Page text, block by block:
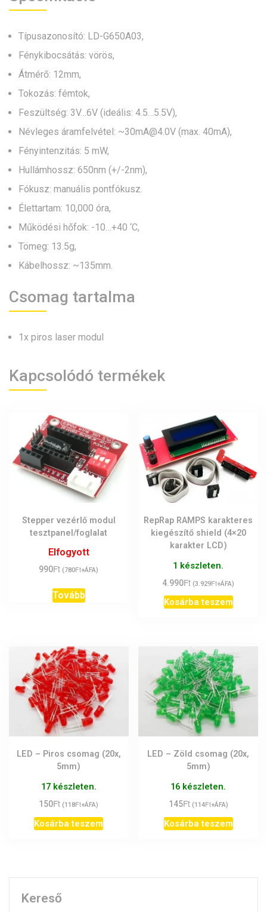
Típusazonosító: LD-G650A03,
Fénykibocsátás: vörös,
Átmérő: 12mm,
Tokozás: fémtok,
Feszültség: 3V…6V (ideális: 4.5…5.5V),
Névleges áramfelvétel: ~30mA@4.0V (max. 40mA),
Fényintenzitás: 5 mW,
Hullámhossz: 650nm (+/-2nm),
Fókusz: manuális pontfókusz.
Élettartam: 10,000 óra,
Működési hőfok: -10…+40 ‘C,
Tömeg: 13.5g,
Kábelhossz: ~135mm.
Csomag tartalma
1x piros laser modul
Kapcsolódó termékek
Stepper vezérlő modul
tesztpanel/foglalat
Elfogyott
990Ft (780Ft+ÁFA)
Tovább
RepRap RAMPS karakteres
kiegészítő shield (4×20
karakter LCD)
1 készleten.
4.990Ft (3.929Ft+ÁFA)
Kosárba teszem
LED – Piros csomag (20x,
5mm)
17 készleten.
150Ft (118Ft+ÁFA)
Kosárba teszem
LED – Zöld csomag (20x,
5mm)
16 készleten.
145Ft (114Ft+ÁFA)
Kosárba teszem
Kereső